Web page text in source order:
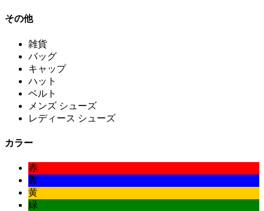
その他
雑貨
バッグ
キャップ
ハット
ベルト
メンズ シューズ
レディース シューズ
カラー
赤
青
黄
緑